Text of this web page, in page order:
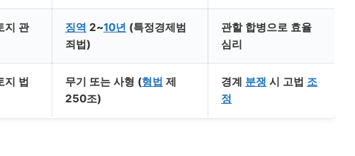
지 관 징역 2~10년 (특정경제범
죄법)
관할 합병으로 효율
심리
지 법 무기 또는 사형 (형법 제
250조)
경계 분쟁 시 고법 조
정